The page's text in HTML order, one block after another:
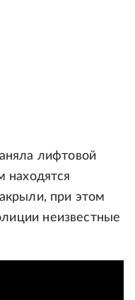
лифтовой
находятся
при этом
неизвестные